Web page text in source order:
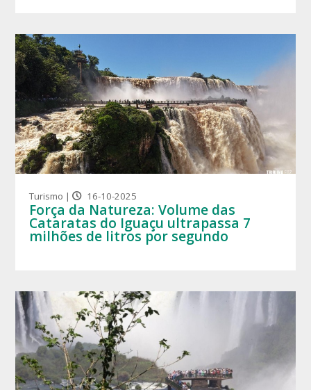
Turismo | 16-10-2025
Força da Natureza: Volume das
Cataratas do Iguaçu ultrapassa 7
milhões de litros por segundo